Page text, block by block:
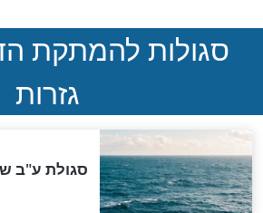
"מודה לקב"ה על
"נביא בעיר":
לגוי והוספת השם
לרפואת הרב דב